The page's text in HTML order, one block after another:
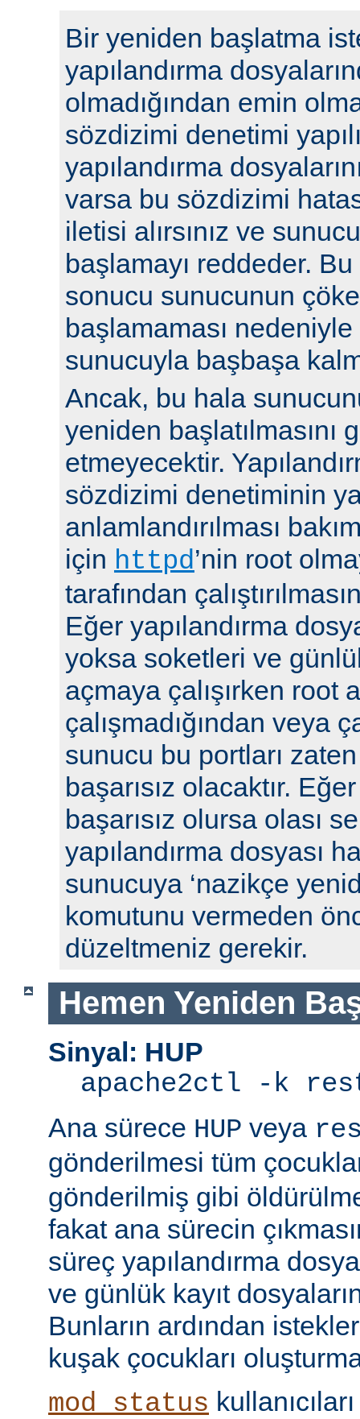
Bir yeniden başlatma
yapılandırma
olmadığından emin
sözdizimi denetimi
yapılandırma
varsa bu sözdizimi
iletisi alırsınız ve
başlamayı reddeder.
sonucu sunucunun
başlamaması
sunucuyla başbaşa
Ancak, bu hala
yeniden başlatılmasını
etmeyecektir.
sözdizimi denetiminin
anlamlandırılması
için httpd’nin root
tarafından
Eğer yapılandırma
yoksa soketleri ve
açmaya çalışırken root
çalışmadığından veya
sunucu bu portları
başarısız olacaktır.
başarısız olursa olası
yapılandırma dosyası
sunucuya ‘nazikçe
komutunu vermeden
düzeltmeniz gerekir.
Hemen Yeniden
Sinyal: HUP
apache2ctl -k
Ana sürece HUP veya
gönderilmesi tüm
gönderilmiş gibi
fakat ana sürecin
süreç yapılandırma
ve günlük kayıt
Bunların ardından
kuşak çocukları
mod_status